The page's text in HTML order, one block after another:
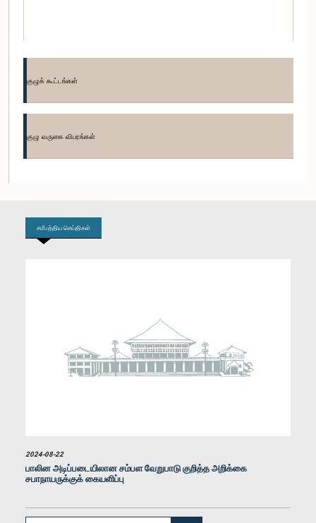
கௌரவ (திருமதி) கீதா சமன்மலீ குமாரசிங்ஹ, பா.உ.
உறுப்பினர்
குழுக் கூட்டங்கள்
குழு வருகை விபரங்கள்
சமீபத்திய செய்திகள்
2024-08-22
பாலின அடிப்படையிலான சம்பள வேறுபாடு குறித்த அறிக்கை
சபாநாயருக்குக் கையளிப்பு